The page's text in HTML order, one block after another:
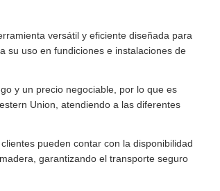
versátil y eficiente diseñada para
su uso en fundiciones e instalaciones de
y un precio negociable, por lo que es
Union, atendiendo a las diferentes
pueden contar con la disponibilidad
garantizando el transporte seguro